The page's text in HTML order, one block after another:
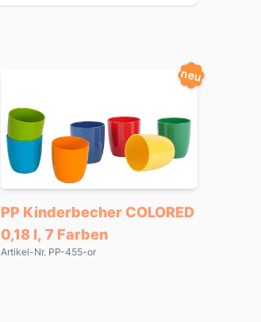
neu
PP Kinderbecher COLORED
0,18 l, 7 Farben
Artikel-Nr. PP-455-or